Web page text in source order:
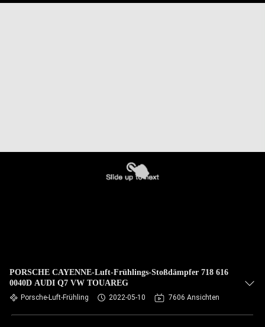
PORSCHE CAYENNE-Luft-Frühlings-Stoßdämpfer 718 616
0040D AUDI Q7 VW TOUAREG
Porsche-Luft-Frühling 2022-05-10 7606 Ansichten